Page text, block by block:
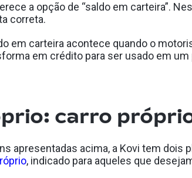
a opção de “saldo em carteira”.
correta.
em carteira acontece quando o
em crédito para ser usado em
carro
apresentadas acima, a Kovi tem dois
, indicado para aqueles que